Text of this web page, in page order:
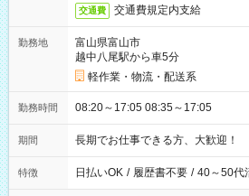
交通費 交通費規定内支給
勤務地
富山県富山市
越中八尾駅から車5分
軽作業・物流・配送系
勤務時間 08:20～17:05 08:35～17:05
期間 長期でお仕事できる方、大歓迎！
特徴 日払いOK / 履歴書不要 / 40～50代